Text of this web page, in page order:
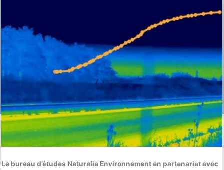
Le bureau d’études Naturalia Environnement en partenariat avec